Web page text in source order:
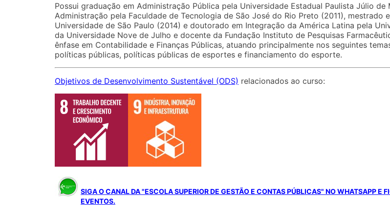
Possui graduação em Administração Pública pela Universidade Estadual Paulista Júlio
Administração pela Faculdade de Tecnologia de São José do Rio Preto (2011), mestrado
Universidade de São Paulo (2014) e doutorado em Integração da América Latina pela
da Universidade Nove de Julho e docente da Fundação Instituto de Pesquisas
ênfase em Contabilidade e Finanças Públicas, atuando principalmente nos seguintes
políticas públicas, políticas públicas de esportes e financiamento do esporte.
Objetivos de Desenvolvimento Sustentável (ODS) relacionados ao curso:
SIGA O CANAL DA "ESCOLA SUPERIOR DE GESTÃO E CONTAS PÚBLICAS" NO WHATSAPP E
EVENTOS.